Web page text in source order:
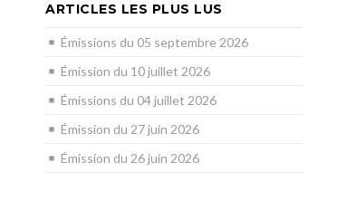
ARTICLES LES PLUS LUS
Émissions du 05 septembre 2026
Émission du 10 juillet 2026
Émissions du 04 juillet 2026
Émission du 27 juin 2026
Émission du 26 juin 2026